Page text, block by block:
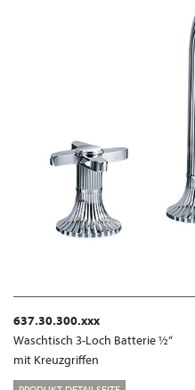
637.30.300.xxx
Waschtisch 3-Loch Batterie ½“
mit Kreuzgriffen